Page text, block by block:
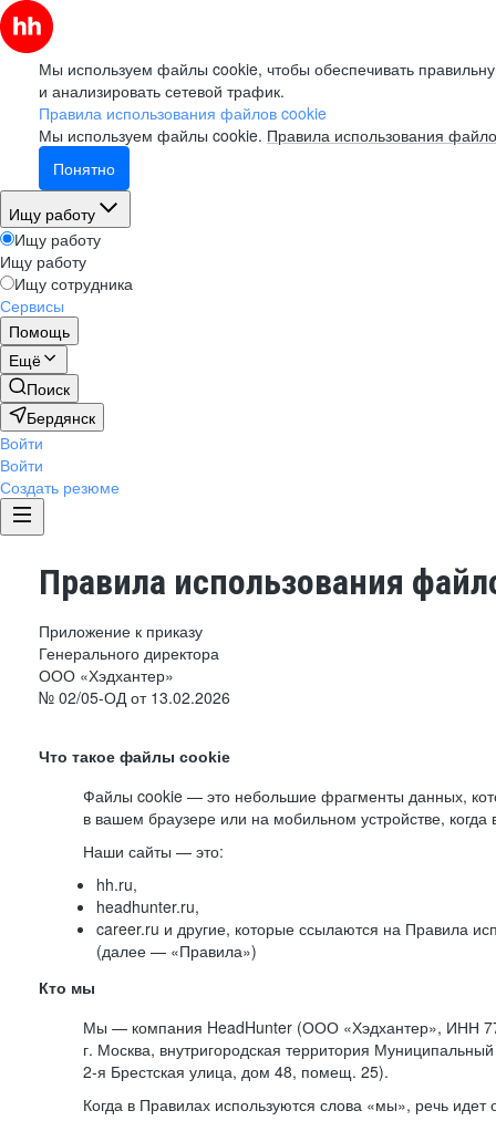
Мы используем файлы cookie, чтобы обеспечивать
и анализировать сетевой трафик.
Правила использования файлов cookie
Мы используем файлы cookie. Правила использования
Понятно
Ищу работу
Ищу работу
Ищу работу
Ищу сотрудника
Сервисы
Помощь
Ещё
Поиск
Бердянск
Войти
Войти
Создать резюме
Правила использования
Приложение к приказу
Генерального директора
ООО «Хэдхантер»
№ 02/05-ОД от 13.02.2026
Что такое файлы cookie
Файлы cookie — это небольшие фрагменты данных,
в вашем браузере или на мобильном устройстве,
Наши сайты — это:
hh.ru,
headhunter.ru,
career.ru и другие, которые ссылаются на Правила
(далее — «Правила»)
Кто мы
Мы — компания HeadHunter (ООО «Хэдхантер», ИНН
г. Москва, внутригородская территория Муниципальный
2-я Брестская улица, дом 48, помещ. 25).
Когда в Правилах используются слова «мы», речь